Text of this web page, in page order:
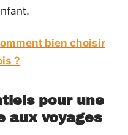
bien choisir
?
pour une
aux voyages